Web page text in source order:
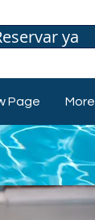
ya
Page More